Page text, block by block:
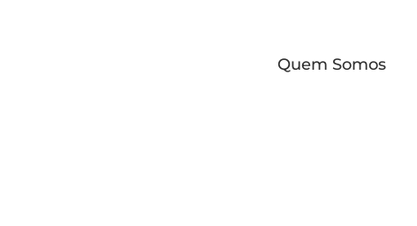
Quem Somos